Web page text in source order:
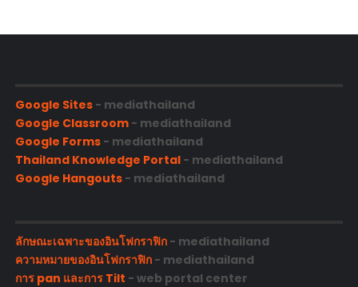
Google Sites- mediathailand
Google Classroom- mediathailand
Google Forms- mediathailand
Thailand Knowledge Portal- mediathailand
Google Hangouts- mediathailand
ลักษณะเฉพาะของอินโฟกราฟิก- mediathailand
ความหมายของอินโฟกราฟิก- mediathailand
การ pan และการ Tilt - web portal center